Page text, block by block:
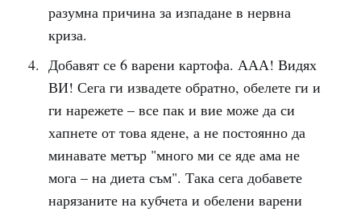
разумна причина за изпадане в нервна
криза.
Добавят се 6 варени картофа. ААА! Видях
ВИ! Сега ги извадете обратно, обелете ги и
ги нарежете – все пак и вие може да си
хапнете от това ядене, а не постоянно да
минавате метър "много ми се яде ама не
мога – на диета съм". Така сега добавете
нарязаните на кубчета и обелени варени